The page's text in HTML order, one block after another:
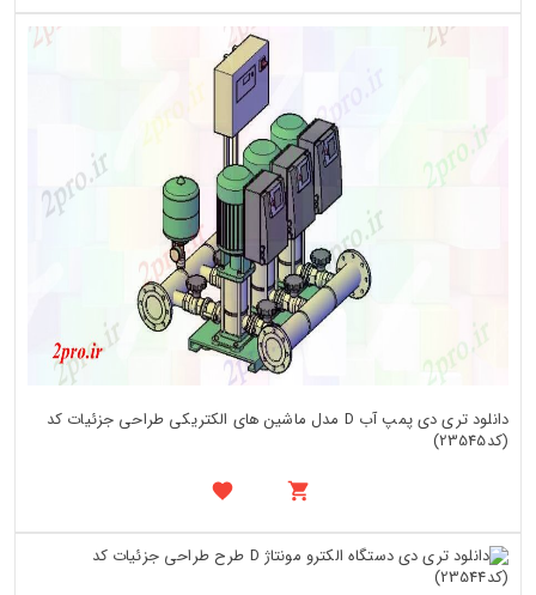
دانلود تری دی پمپ آب D مدل ماشین های الکتریکی طراحی جزئیات کد
(کد23545)